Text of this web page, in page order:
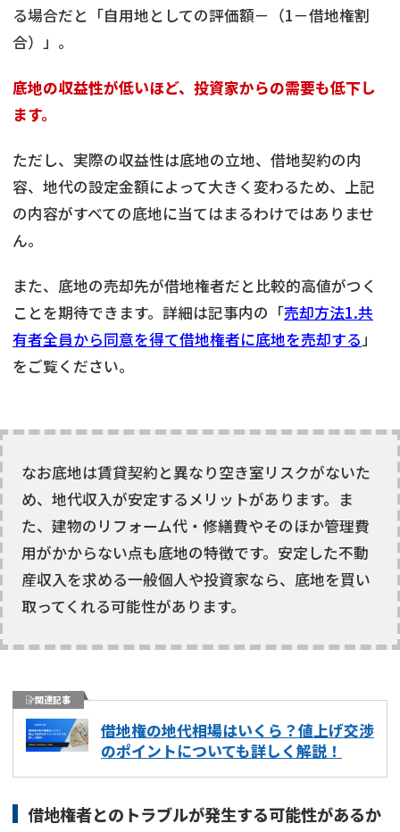
る場合だと「自用地としての評価額－（1－借地権割
合）」。
底地の収益性が低いほど、投資家からの需要も低下し
ます。
ただし、実際の収益性は底地の立地、借地契約の内
容、地代の設定金額によって大きく変わるため、上記
の内容がすべての底地に当てはまるわけではありませ
ん。
また、底地の売却先が借地権者だと比較的高値がつく
ことを期待できます。詳細は記事内の「売却方法1.共
有者全員から同意を得て借地権者に底地を売却する 」
をご覧ください。
なお底地は賃貸契約と異なり空き室リスクがないた
め、地代収入が安定するメリットがあります。ま
た、建物のリフォーム代・修繕費やそのほか管理費
用がかからない点も底地の特徴です。安定した不動
産収入を求める一般個人や投資家なら、底地を買い
取ってくれる可能性があります。
関連記事
借地権の地代相場はいくら？値上げ交渉
のポイントについても詳しく解説！
借地権者とのトラブルが発生する可能性があるか